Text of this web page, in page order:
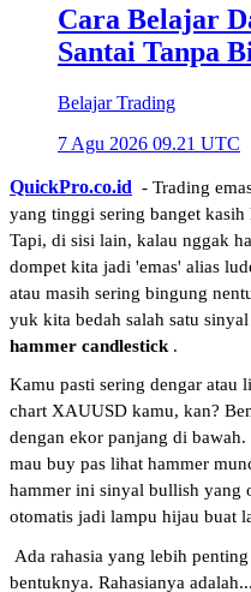
Cara Belajar
Santai Tanpa
Belajar Trading
7 Agu 2026 09.21 UTC
QuickPro.co.id - Trading
yang tinggi sering banget
Tapi, di sisi lain, kalau nggak
dompet kita jadi 'emas' alias
atau masih sering bingung
hammer candlestick .
Kamu pasti sering dengar atau
chart XAUUSD kamu, kan?
dengan ekor panjang di
mau buy pas lihat hammer
hammer ini sinyal bullish yang
otomatis jadi lampu hijau buat
bentuknya. Rahasianya